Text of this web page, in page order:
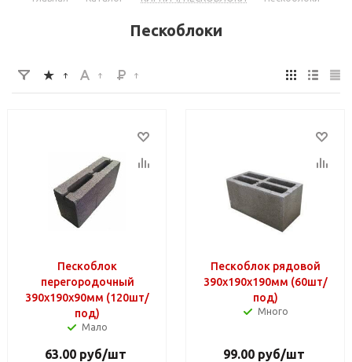
Пескоблоки
Пескоблок
перегородочный
390х190х90мм (120шт/
под)
Мало
63.00 руб/шт
Пескоблок рядовой
390х190х190мм (60шт/
под)
Много
99.00 руб/шт